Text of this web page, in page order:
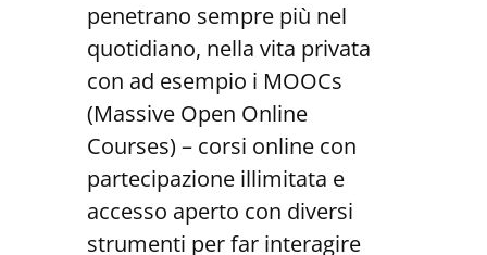
penetrano sempre più nel
quotidiano, nella vita privata
con ad esempio i MOOCs
(Massive Open Online
Courses) – corsi online con
partecipazione illimitata e
accesso aperto con diversi
strumenti per far interagire